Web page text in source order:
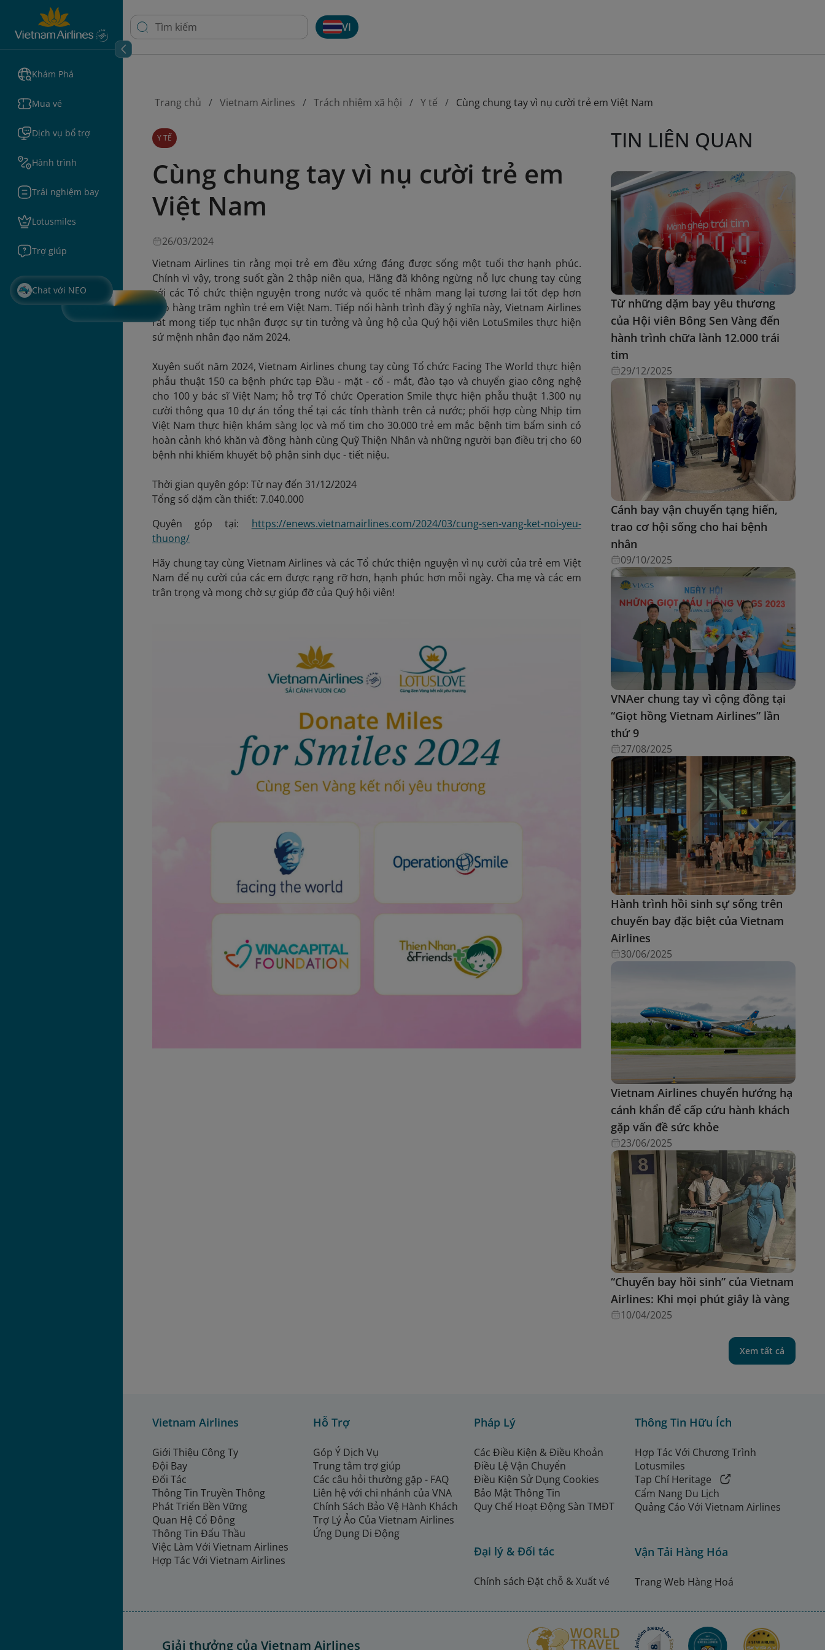
Khám Phá
Mua vé
Dịch vụ bổ trợ
Hành trình
Trải nghiệm bay
Lotusmiles
Trợ giúp
Chat với NEO
VI
Trang chủ Vietnam Airlines Trách nhiệm xã hội Y tế Cùng chung tay vì nụ cười trẻ em Việt Nam
Y TẾ
Cùng chung tay vì nụ cười trẻ em
Việt Nam
26/03/2024
Vietnam Airlines tin rằng mọi trẻ em đều xứng đáng được sống một tuổi thơ hạnh phúc.
Chính vì vậy, trong suốt gần 2 thập niên qua, Hãng đã không ngừng nỗ lực chung tay cùng
với các Tổ chức thiện nguyện trong nước và quốc tế nhằm mang lại tương lai tốt đẹp hơn
cho hàng trăm nghìn trẻ em Việt Nam. Tiếp nối hành trình đầy ý nghĩa này, Vietnam Airlines
rất mong tiếp tục nhận được sự tin tưởng và ủng hộ của Quý hội viên LotuSmiles thực hiện
sứ mệnh nhân đạo năm 2024.
Xuyên suốt năm 2024, Vietnam Airlines chung tay cùng Tổ chức Facing The World thực hiện
phẫu thuật 150 ca bệnh phức tạp Đầu - mặt - cổ - mắt, đào tạo và chuyển giao công nghệ
cho 100 y bác sĩ Việt Nam; hỗ trợ Tổ chức Operation Smile thực hiện phẫu thuật 1.300 nụ
cười thông qua 10 dự án tổng thể tại các tỉnh thành trên cả nước; phối hợp cùng Nhịp tim
Việt Nam thực hiện khám sàng lọc và mổ tim cho 30.000 trẻ em mắc bệnh tim bẩm sinh có
hoàn cảnh khó khăn và đồng hành cùng Quỹ Thiện Nhân và những người bạn điều trị cho 60
bệnh nhi khiếm khuyết bộ phận sinh dục - tiết niệu.
Thời gian quyên góp: Từ nay đến 31/12/2024
Tổng số dặm cần thiết: 7.040.000
Quyên góp tại: https://enews.vietnamairlines.com/2024/03/cung-sen-vang-ket-noi-yeu-
thuong/
Hãy chung tay cùng Vietnam Airlines và các Tổ chức thiện nguyện vì nụ cười của trẻ em Việt
Nam để nụ cười của các em được rạng rỡ hơn, hạnh phúc hơn mỗi ngày. Cha mẹ và các em
trân trọng và mong chờ sự giúp đỡ của Quý hội viên!
TIN LIÊN QUAN
Từ những dặm bay yêu thương
của Hội viên Bông Sen Vàng đến
hành trình chữa lành 12.000 trái
tim
29/12/2025
Cánh bay vận chuyển tạng hiến,
trao cơ hội sống cho hai bệnh
nhân
09/10/2025
VNAer chung tay vì cộng đồng tại
“Giọt hồng Vietnam Airlines” lần
thứ 9
27/08/2025
Hành trình hồi sinh sự sống trên
chuyến bay đặc biệt của Vietnam
Airlines
30/06/2025
Vietnam Airlines chuyển hướng hạ
cánh khẩn để cấp cứu hành khách
gặp vấn đề sức khỏe
23/06/2025
“Chuyến bay hồi sinh” của Vietnam
Airlines: Khi mọi phút giây là vàng
10/04/2025
Xem tất cả
Vietnam Airlines
Giới Thiệu Công Ty
Đội Bay
Đối Tác
Thông Tin Truyền Thông
Phát Triển Bền Vững
Quan Hệ Cổ Đông
Thông Tin Đấu Thầu
Việc Làm Với Vietnam Airlines
Hợp Tác Với Vietnam Airlines
Hỗ Trợ
Góp Ý Dịch Vụ
Trung tâm trợ giúp
Các câu hỏi thường gặp - FAQ
Liên hệ với chi nhánh của VNA
Chính Sách Bảo Vệ Hành Khách
Trợ Lý Ảo Của Vietnam Airlines
Ứng Dụng Di Động
Pháp Lý
Các Điều Kiện & Điều Khoản
Điều Lệ Vận Chuyển
Điều Kiện Sử Dụng Cookies
Bảo Mật Thông Tin
Quy Chế Hoạt Động Sàn TMĐT
Đại lý & Đối tác
Chính sách Đặt chỗ & Xuất vé
Thông Tin Hữu Ích
Hợp Tác Với Chương Trình
Lotusmiles
Tạp Chí Heritage
Cẩm Nang Du Lịch
Quảng Cáo Với Vietnam Airlines
Vận Tải Hàng Hóa
Trang Web Hàng Hoá
Giải thưởng của Vietnam Airlines